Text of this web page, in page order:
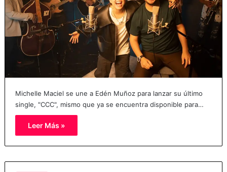
Michelle Maciel se une a Edén Muñoz para lanzar su último
single, "CCC", mismo que ya se encuentra disponible para…
Leer Más »